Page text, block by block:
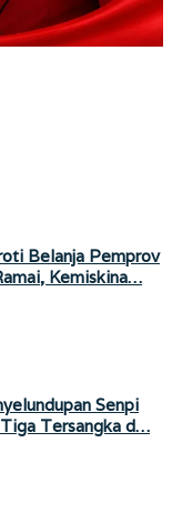
Belanja Pemprov
Kemiskina…
Senpi
Tersangka d…